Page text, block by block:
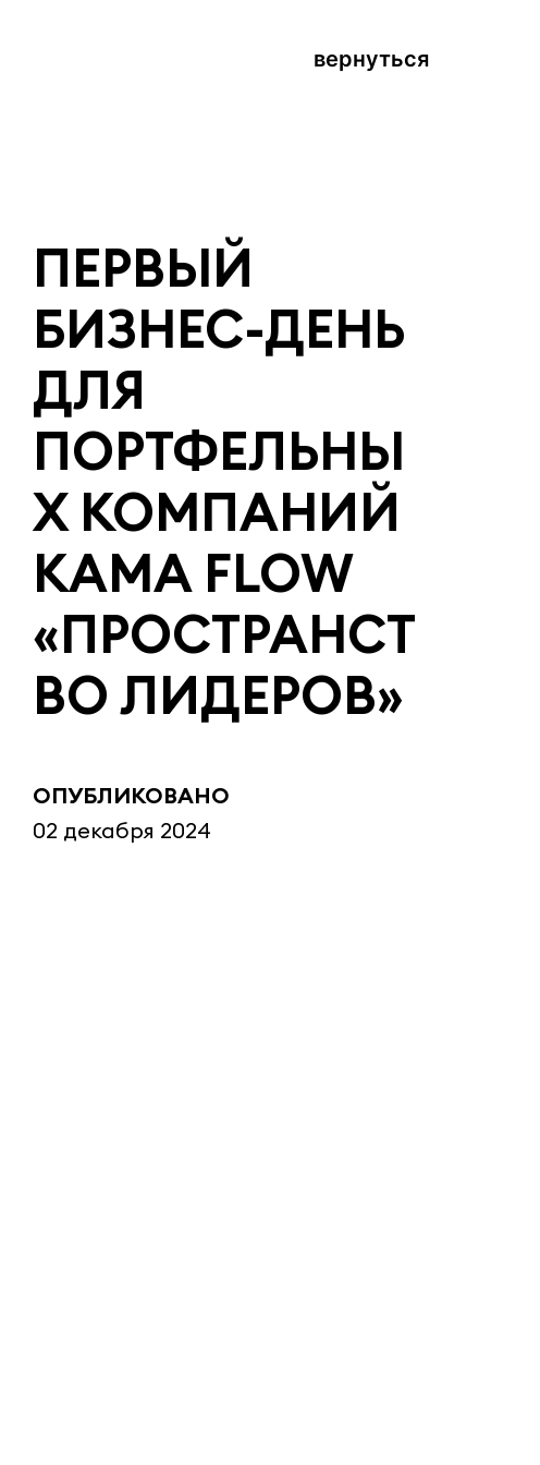
вернуться
ПЕРВЫЙ
БИЗНЕС-ДЕНЬ
ДЛЯ
ПОРТФЕЛЬНЫ
Х КОМПАНИЙ
KAMA FLOW
«ПРОСТРАНСТ
ВО ЛИДЕРОВ»
ОПУБЛИКОВАНО
02 декабря 2024